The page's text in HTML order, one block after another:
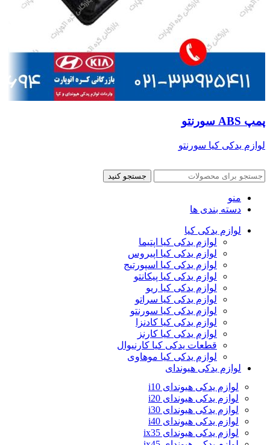
پمپ ABS سورنتو
لوازم یدکی کیا سورنتو
جستجو کنید
منو
دسته بندی ها
لوازم یدکی کیا
لوازم یدکی کیا اپتیما
لوازم یدکی کیا اپیروس
لوازم یدکی کیا اسپورتیج
لوازم یدکی کیا پیکانتو
لوازم یدکی کیا ریو
لوازم یدکی کیا سراتو
لوازم یدکی کیا سورنتو
لوازم یدکی کیا کادنزا
لوازم یدکی کیا کارنز
قطعات یدکی کیا کارنیوال
لوازم یدکی کیا موهاوی
لوازم یدکی هیوندای
لوازم یدکی هیوندای i10
لوازم یدکی هیوندای i20
لوازم یدکی هیوندای i30
لوازم یدکی هیوندای i40
لوازم یدکی هیوندای ix35